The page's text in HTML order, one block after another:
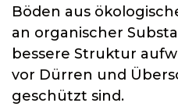
Böden aus
an organischer
bessere Struktur
vor Dürren und
geschützt sind.